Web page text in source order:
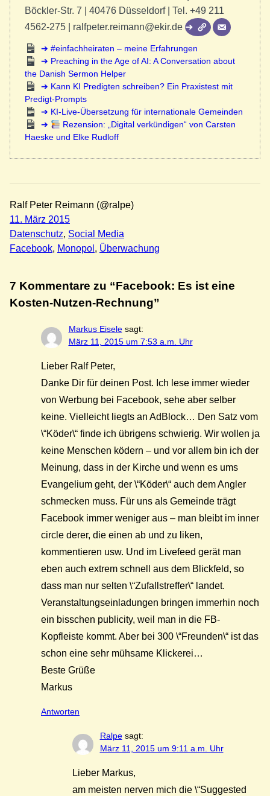
Böckler-Str. 7 | 40476 Düsseldorf | Tel. +49 211
4562-275 | ralfpeter.reimann@ekir.de
#einfachheiraten – meine Erfahrungen
Preaching in the Age of AI: A Conversation about
the Danish Sermon Helper
Kann KI Predigten schreiben? Ein Praxistest mit
Predigt-Prompts
KI-Live-Übersetzung für internationale Gemeinden
Rezension: „Digital verkündigen“ von Carsten
Haeske und Elke Rudloff
Ralf Peter Reimann (@ralpe)
11. März 2015
Datenschutz, Social Media
Facebook, Monopol , Überwachung
7 Kommentare zu “Facebook: Es ist eine
Kosten-Nutzen-Rechnung”
Markus Eisele sagt:
März 11, 2015 um 7:53 a.m. Uhr
Lieber Ralf Peter,
Danke Dir für deinen Post. Ich lese immer wieder
von Werbung bei Facebook, sehe aber selber
keine. Vielleicht liegts an AdBlock… Den Satz vom
\“Köder\“ finde ich übrigens schwierig. Wir wollen ja
keine Menschen ködern – und vor allem bin ich der
Meinung, dass in der Kirche und wenn es ums
Evangelium geht, der \“Köder\“ auch dem Angler
schmecken muss. Für uns als Gemeinde trägt
Facebook immer weniger aus – man bleibt im inner
circle derer, die einen ab und zu liken,
kommentieren usw. Und im Livefeed gerät man
eben auch extrem schnell aus dem Blickfeld, so
dass man nur selten \“Zufallstreffer\“ landet.
Veranstaltungseinladungen bringen immerhin noch
ein bisschen publicity, weil man in die FB-
Kopfleiste kommt. Aber bei 300 \“Freunden\“ ist das
schon eine sehr mühsame Klickerei…
Beste Grüße
Markus
Antworten
Ralpe sagt:
März 11, 2015 um 9:11 a.m. Uhr
Lieber Markus,
am meisten nerven mich die \“Suggested